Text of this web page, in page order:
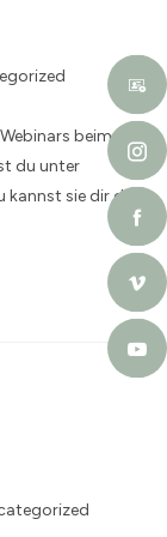
beim
du unter
sie dir die